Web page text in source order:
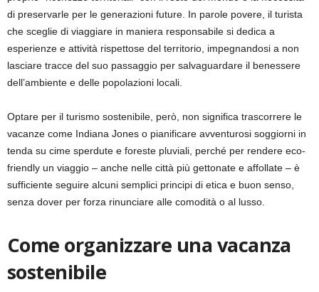
di preservarle per le generazioni future. In parole povere, il turista
che sceglie di viaggiare in maniera responsabile si dedica a
esperienze e attività rispettose del territorio, impegnandosi a non
lasciare tracce del suo passaggio per salvaguardare il benessere
dell’ambiente e delle popolazioni locali.
Optare per il turismo sostenibile, però, non significa trascorrere le
vacanze come Indiana Jones o pianificare avventurosi soggiorni in
tenda su cime sperdute e foreste pluviali, perché per rendere eco-
friendly un viaggio – anche nelle città più gettonate e affollate – è
sufficiente seguire alcuni semplici principi di etica e buon senso,
senza dover per forza rinunciare alle comodità o al lusso.
Come organizzare una vacanza
sostenibile